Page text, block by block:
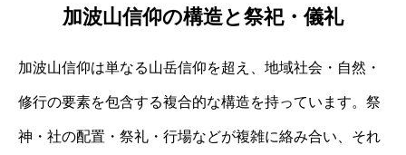
加波山信仰の構造と祭祀・儀礼
加波山信仰は単なる山岳信仰を超え、地域社会・自然・
修行の要素を包含する複合的な構造を持っています。祭
神・社の配置・祭礼・行場などが複雑に絡み合い、それ